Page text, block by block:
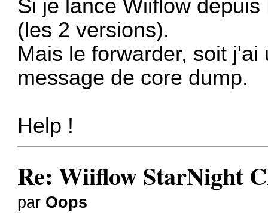
Si je lance Wiiflow
(les 2 versions).
Mais le forwarder, soit
message de core dump.
Help !
Re: Wiiflow StarNight
par Oops